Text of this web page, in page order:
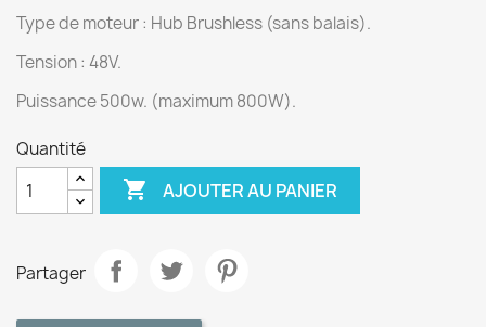
Type de moteur : Hub Brushless (sans balais).
Tension : 48V.
Puissance 500w. (maximum 800W).
Quantité
 AJOUTER AU PANIER
Partager